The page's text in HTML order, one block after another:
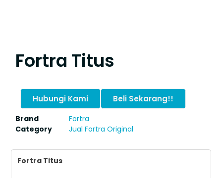
Fortra Titus
Hubungi Kami Beli Sekarang!!
Brand
Fortra
Category
Jual Fortra Original
Fortra Titus